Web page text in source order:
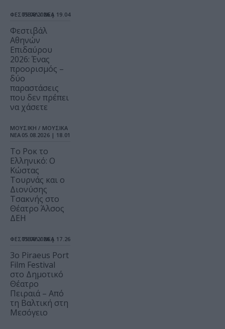
ΦΕΣΤΙΒΑΛ / ΝΕΑ
05.08.2026 | 19.04
Φεστιβάλ
Αθηνών
Επιδαύρου
2026: Ένας
προορισμός –
δύο
παραστάσεις
που δεν πρέπει
να χάσετε
ΜΟΥΣΙΚΗ / ΜΟΥΣΙΚΑ
ΝΕΑ 05.08.2026 | 18.01
Το Ροκ το
Ελληνικό: Ο
Κώστας
Τουρνάς και ο
Διονύσης
Τσακνής στο
Θέατρο Άλσος
ΔΕΗ
ΦΕΣΤΙΒΑΛ / ΝΕΑ
05.08.2026 | 17.26
3o Piraeus Port
Film Festival
στο Δημοτικό
Θέατρο
Πειραιά – Από
τη Βαλτική στη
Μεσόγειο